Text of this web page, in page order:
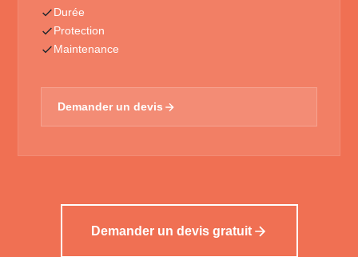
Durée
Protection
Maintenance
Demander un devis
Demander un devis gratuit